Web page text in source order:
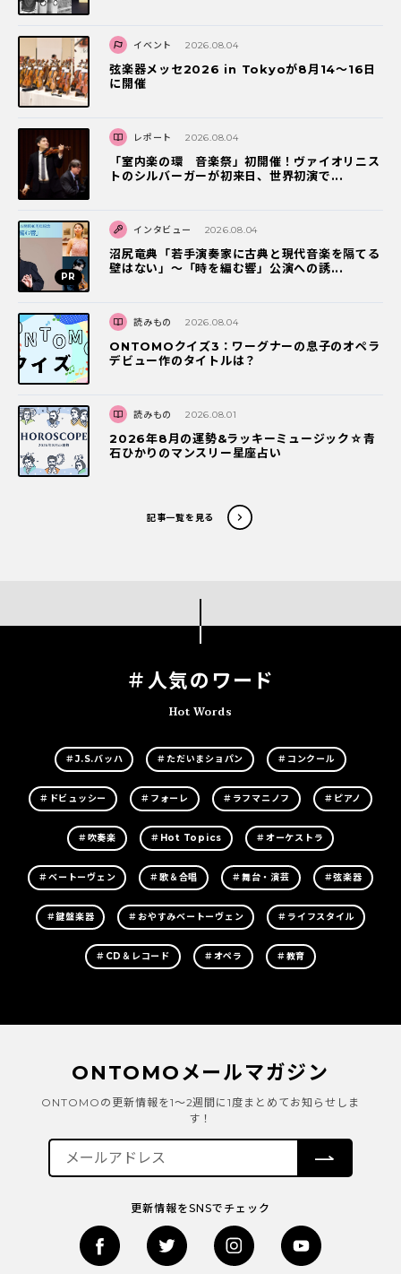
イベント 2026.08.04
弦楽器メッセ2026 in Tokyoが8月14～16日
に開催
レポート 2026.08.04
「室内楽の環 音楽祭」初開催！ヴァイオリニス
トのシルバーガーが初来日、世界初演で...
インタビュー 2026.08.04
沼尻竜典「若手演奏家に古典と現代音楽を隔てる
壁はない」～「時を編む響」公演への誘...
読みもの 2026.08.04
ONTOMOクイズ3：ワーグナーの息子のオペラ
デビュー作のタイトルは？
読みもの 2026.08.01
2026年8月の運勢&ラッキーミュージック☆青
石ひかりのマンスリー星座占い
記事一覧を見る
＃人気のワード
Hot Words
＃J.S.バッハ ＃ただいまショパン ＃コンクール
＃ドビュッシー ＃フォーレ ＃ラフマニノフ ＃ピアノ
＃吹奏楽 ＃Hot Topics ＃オーケストラ
＃ベートーヴェン ＃歌＆合唱 ＃舞台・演芸 ＃弦楽器
＃鍵盤楽器 ＃おやすみベートーヴェン ＃ライフスタイル
＃CD＆レコード ＃オペラ ＃教育
ONTOMOメールマガジン
ONTOMOの更新情報を1～2週間に1度まとめてお知らせしま
す！
更新情報をSNSでチェック